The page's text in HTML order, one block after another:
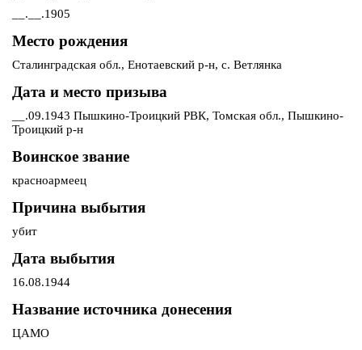
__.__.1905
Место рождения
Сталинградская обл., Енотаевский р-н, с. Ветлянка
Дата и место призыва
__.09.1943 Пышкино-Троицкий РВК, Томская обл., Пышкино-
Троицкий р-н
Воинское звание
красноармеец
Причина выбытия
убит
Дата выбытия
16.08.1944
Название источника донесения
ЦАМО